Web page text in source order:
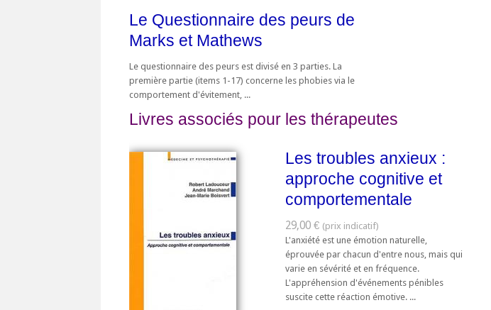
Le Questionnaire des peurs de
Marks et Mathews
Le questionnaire des peurs est divisé en 3 parties. La
première partie (items 1-17) concerne les phobies via le
comportement d'évitement, ...
Livres associés pour les thérapeutes
Les troubles anxieux :
approche cognitive et
comportementale
29,00 €
L'anxiété est une émotion naturelle,
éprouvée par chacun d'entre nous, mais qui
varie en sévérité et en fréquence.
L'appréhension d'événements pénibles
suscite cette réaction émotive. ...